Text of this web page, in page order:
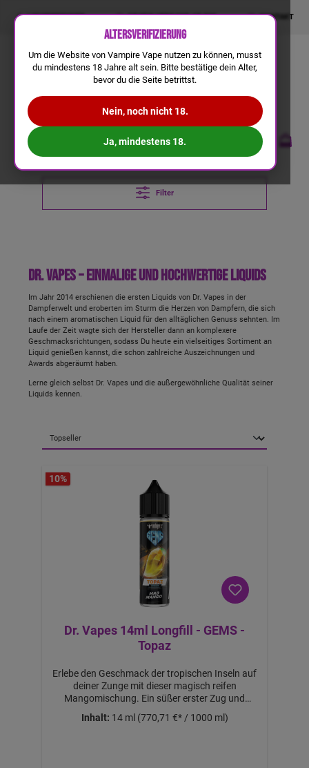
LIQUIDRECHNER GRATIS VERSAND AB 50€ KONTAKT
Filter
Dr. Vapes – einmalige und hochwertige Liquids
Im Jahr 2014 erschienen die ersten Liquids von Dr. Vapes in der
Dampferwelt und eroberten im Sturm die Herzen von Dampfern, die sich
nach einem aromatischen Liquid für den alltäglichen Genuss sehnten. Im
Laufe der Zeit wagte sich der Hersteller dann an komplexere
Geschmacksrichtungen, sodass Du heute ein vielseitiges Sortiment an
Liquid genießen kannst, die schon zahlreiche Auszeichnungen und
Awards abgeräumt haben.
Lerne gleich selbst Dr. Vapes und die außergewöhnliche Qualität seiner
Liquids kennen.
10%
Dr. Vapes 14ml Longfill - GEMS -
Topaz
Erlebe den Geschmack der tropischen Inseln auf
deiner Zunge mit dieser magisch reifen
Mangomischung. Ein süßer erster Zug und
erfrischend exotischer Abgang machen dieses
köstliche Aroma perfekt, um von entspannten
Inhalt: 14 ml (770,71 €* / 1000 ml)
Altersverifizierung
Um die Website von Vampire Vape nutzen zu können, musst
du mindestens 18 Jahre alt sein. Bitte bestätige dein Alter,
bevor du die Seite betrittst.
Nein, noch nicht 18.
Ja, mindestens 18.